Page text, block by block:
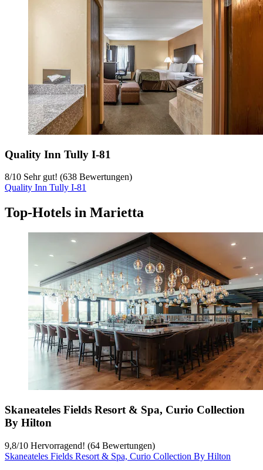
Quality Inn Tully I-81
8/10 Sehr gut! (638 Bewertungen)
Quality Inn Tully I-81
Top-Hotels in Marietta
Skaneateles Fields Resort & Spa, Curio Collection
By Hilton
9,8/10 Hervorragend! (64 Bewertungen)
Skaneateles Fields Resort & Spa, Curio Collection By Hilton